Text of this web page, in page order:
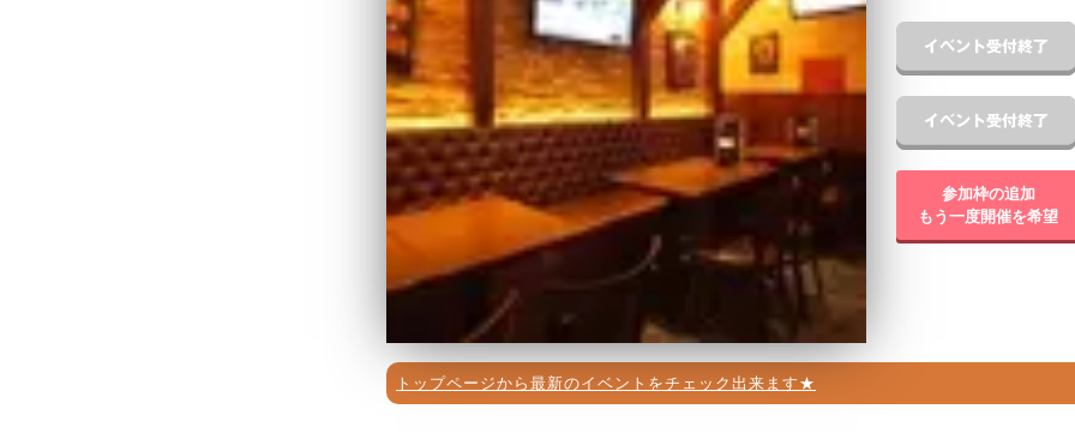
参加枠の追加
もう一度開催を希望
トップページから最新のイベントをチェック出来ます★